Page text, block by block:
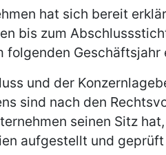
hat sich bereit
bis zum
folgenden Geschäftsjahr
und der
sind nach den
seinen Sitz
aufgestellt und